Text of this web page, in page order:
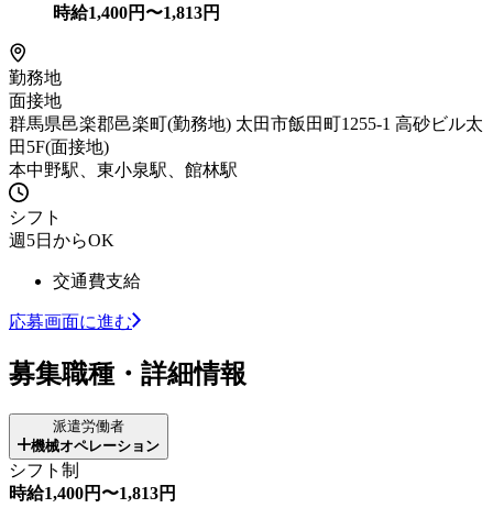
時給1,400円〜1,813円
勤務地
面接地
群馬県邑楽郡邑楽町(勤務地) 太田市飯田町1255-1 高砂ビル太
田5F(面接地)
本中野駅、東小泉駅、館林駅
シフト
週5日からOK
交通費支給
応募画面に進む
募集職種・詳細情報
派遣労働者
機械オペレーション
シフト制
時給1,400円〜1,813円